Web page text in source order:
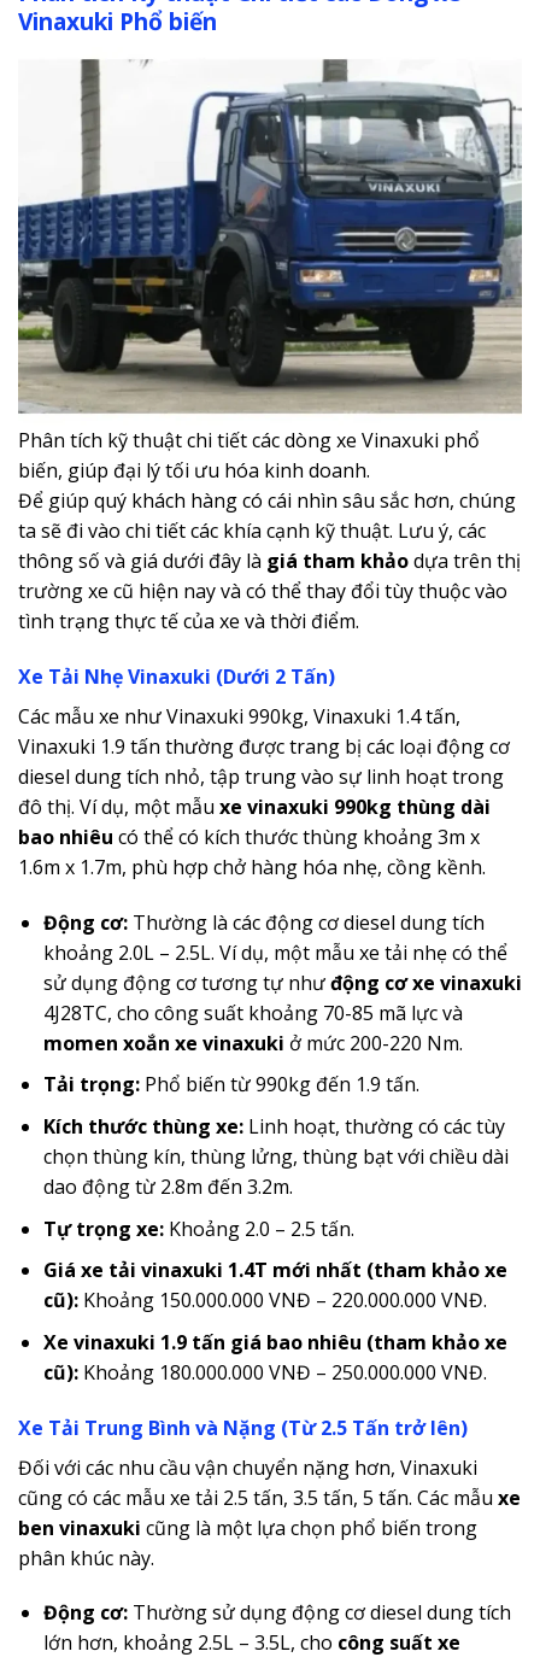
Vinaxuki Phổ biến
Phân tích kỹ thuật chi tiết các dòng xe Vinaxuki phổ
biến, giúp đại lý tối ưu hóa kinh doanh.
Để giúp quý khách hàng có cái nhìn sâu sắc hơn, chúng
ta sẽ đi vào chi tiết các khía cạnh kỹ thuật. Lưu ý, các
thông số và giá dưới đây là giá tham khảodựa trên thị
trường xe cũ hiện nay và có thể thay đổi tùy thuộc vào
tình trạng thực tế của xe và thời điểm.
Xe Tải Nhẹ Vinaxuki (Dưới 2 Tấn)
Các mẫu xe như Vinaxuki 990kg, Vinaxuki 1.4 tấn,
Vinaxuki 1.9 tấn thường được trang bị các loại động cơ
diesel dung tích nhỏ, tập trung vào sự linh hoạt trong
đô thị. Ví dụ, một mẫu xe vinaxuki 990kg thùng dài
bao nhiêu có thể có kích thước thùng khoảng 3m x
1.6m x 1.7m, phù hợp chở hàng hóa nhẹ, cồng kềnh.
Động cơ:Thường là các động cơ diesel dung tích
khoảng 2.0L – 2.5L. Ví dụ, một mẫu xe tải nhẹ có thể
sử dụng động cơ tương tự nhưđộng cơ xe vinaxuki
4J28TC, cho công suất khoảng 70-85 mã lực và
momen xoắn xe vinaxuki ở mức 200-220 Nm.
Tải trọng:Phổ biến từ 990kg đến 1.9 tấn.
Kích thước thùng xe:Linh hoạt, thường có các tùy
chọn thùng kín, thùng lửng, thùng bạt với chiều dài
dao động từ 2.8m đến 3.2m.
Tự trọng xe:Khoảng 2.0 – 2.5 tấn.
Giá xe tải vinaxuki 1.4T mới nhất (tham khảo xe
cũ):Khoảng 150.000.000 VNĐ – 220.000.000 VNĐ.
Xe vinaxuki 1.9 tấn giá bao nhiêu (tham khảo xe
cũ):Khoảng 180.000.000 VNĐ – 250.000.000 VNĐ.
Xe Tải Trung Bình và Nặng (Từ 2.5 Tấn trở lên)
Đối với các nhu cầu vận chuyển nặng hơn, Vinaxuki
cũng có các mẫu xe tải 2.5 tấn, 3.5 tấn, 5 tấn. Các mẫu xe
ben vinaxuki cũng là một lựa chọn phổ biến trong
phân khúc này.
Động cơ:Thường sử dụng động cơ diesel dung tích
lớn hơn, khoảng 2.5L – 3.5L, cho công suất xe